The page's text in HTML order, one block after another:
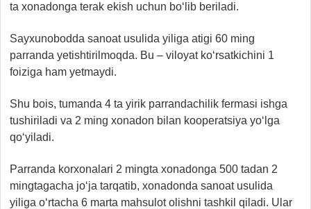
ta xonadonga terak ekish uchun bo‘lib beriladi.
Sayxunobodda sanoat usulida yiliga atigi 60 ming
parranda yetishtirilmoqda. Bu – viloyat ko‘rsatkichini 1
foiziga ham yetmaydi.
Shu bois, tumanda 4 ta yirik parrandachilik fermasi ishga
tushiriladi va 2 ming xonadon bilan kooperatsiya yo‘lga
qo‘yiladi.
Parranda korxonalari 2 mingta xonadonga 500 tadan 2
mingtagacha jo‘ja tarqatib, xonadonda sanoat usulida
yiliga o‘rtacha 6 marta mahsulot olishni tashkil qiladi. Ular